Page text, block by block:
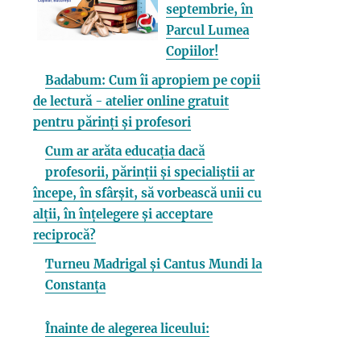
septembrie, în
Parcul Lumea
Copiilor!
Badabum: Cum îi apropiem pe copii
de lectură - atelier online gratuit
pentru părinți și profesori
Cum ar arăta educația dacă
profesorii, părinții și specialiștii ar
începe, în sfârșit, să vorbească unii cu
alții, în înțelegere și acceptare
reciprocă?
Turneu Madrigal și Cantus Mundi la
Constanța
Înainte de alegerea liceului: